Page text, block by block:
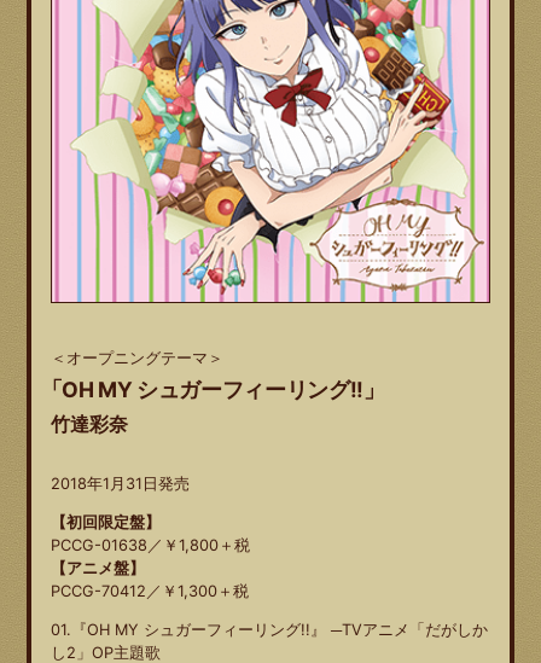
＜オープニングテーマ＞
「OH MY シュガーフィーリング!!」
竹達彩奈
2018年1月31日発売
【初回限定盤】
PCCG-01638／￥1,800＋税
【アニメ盤】
PCCG-70412／￥1,300＋税
01.『OH MY シュガーフィーリング!!』 ─TVアニメ「だがしか
し2」OP主題歌